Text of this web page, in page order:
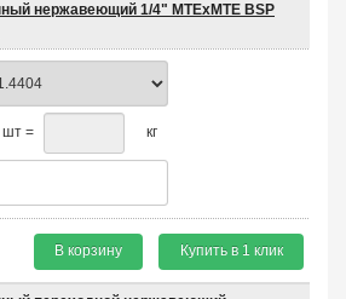
нержавеющий 1/4" MTEхMTE BSP
шт = кг
В корзину Купить в 1 клик